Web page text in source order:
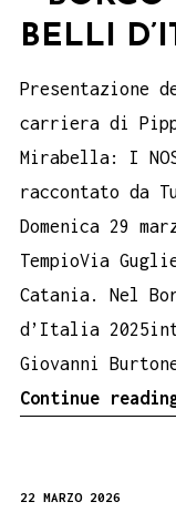
BELLI
carriera di
Mirabella: I
raccontato da
Domenica 29
TempioVia
Catania. Nel
d’Italia
Giovanni
Continue
22 MARZO 2026